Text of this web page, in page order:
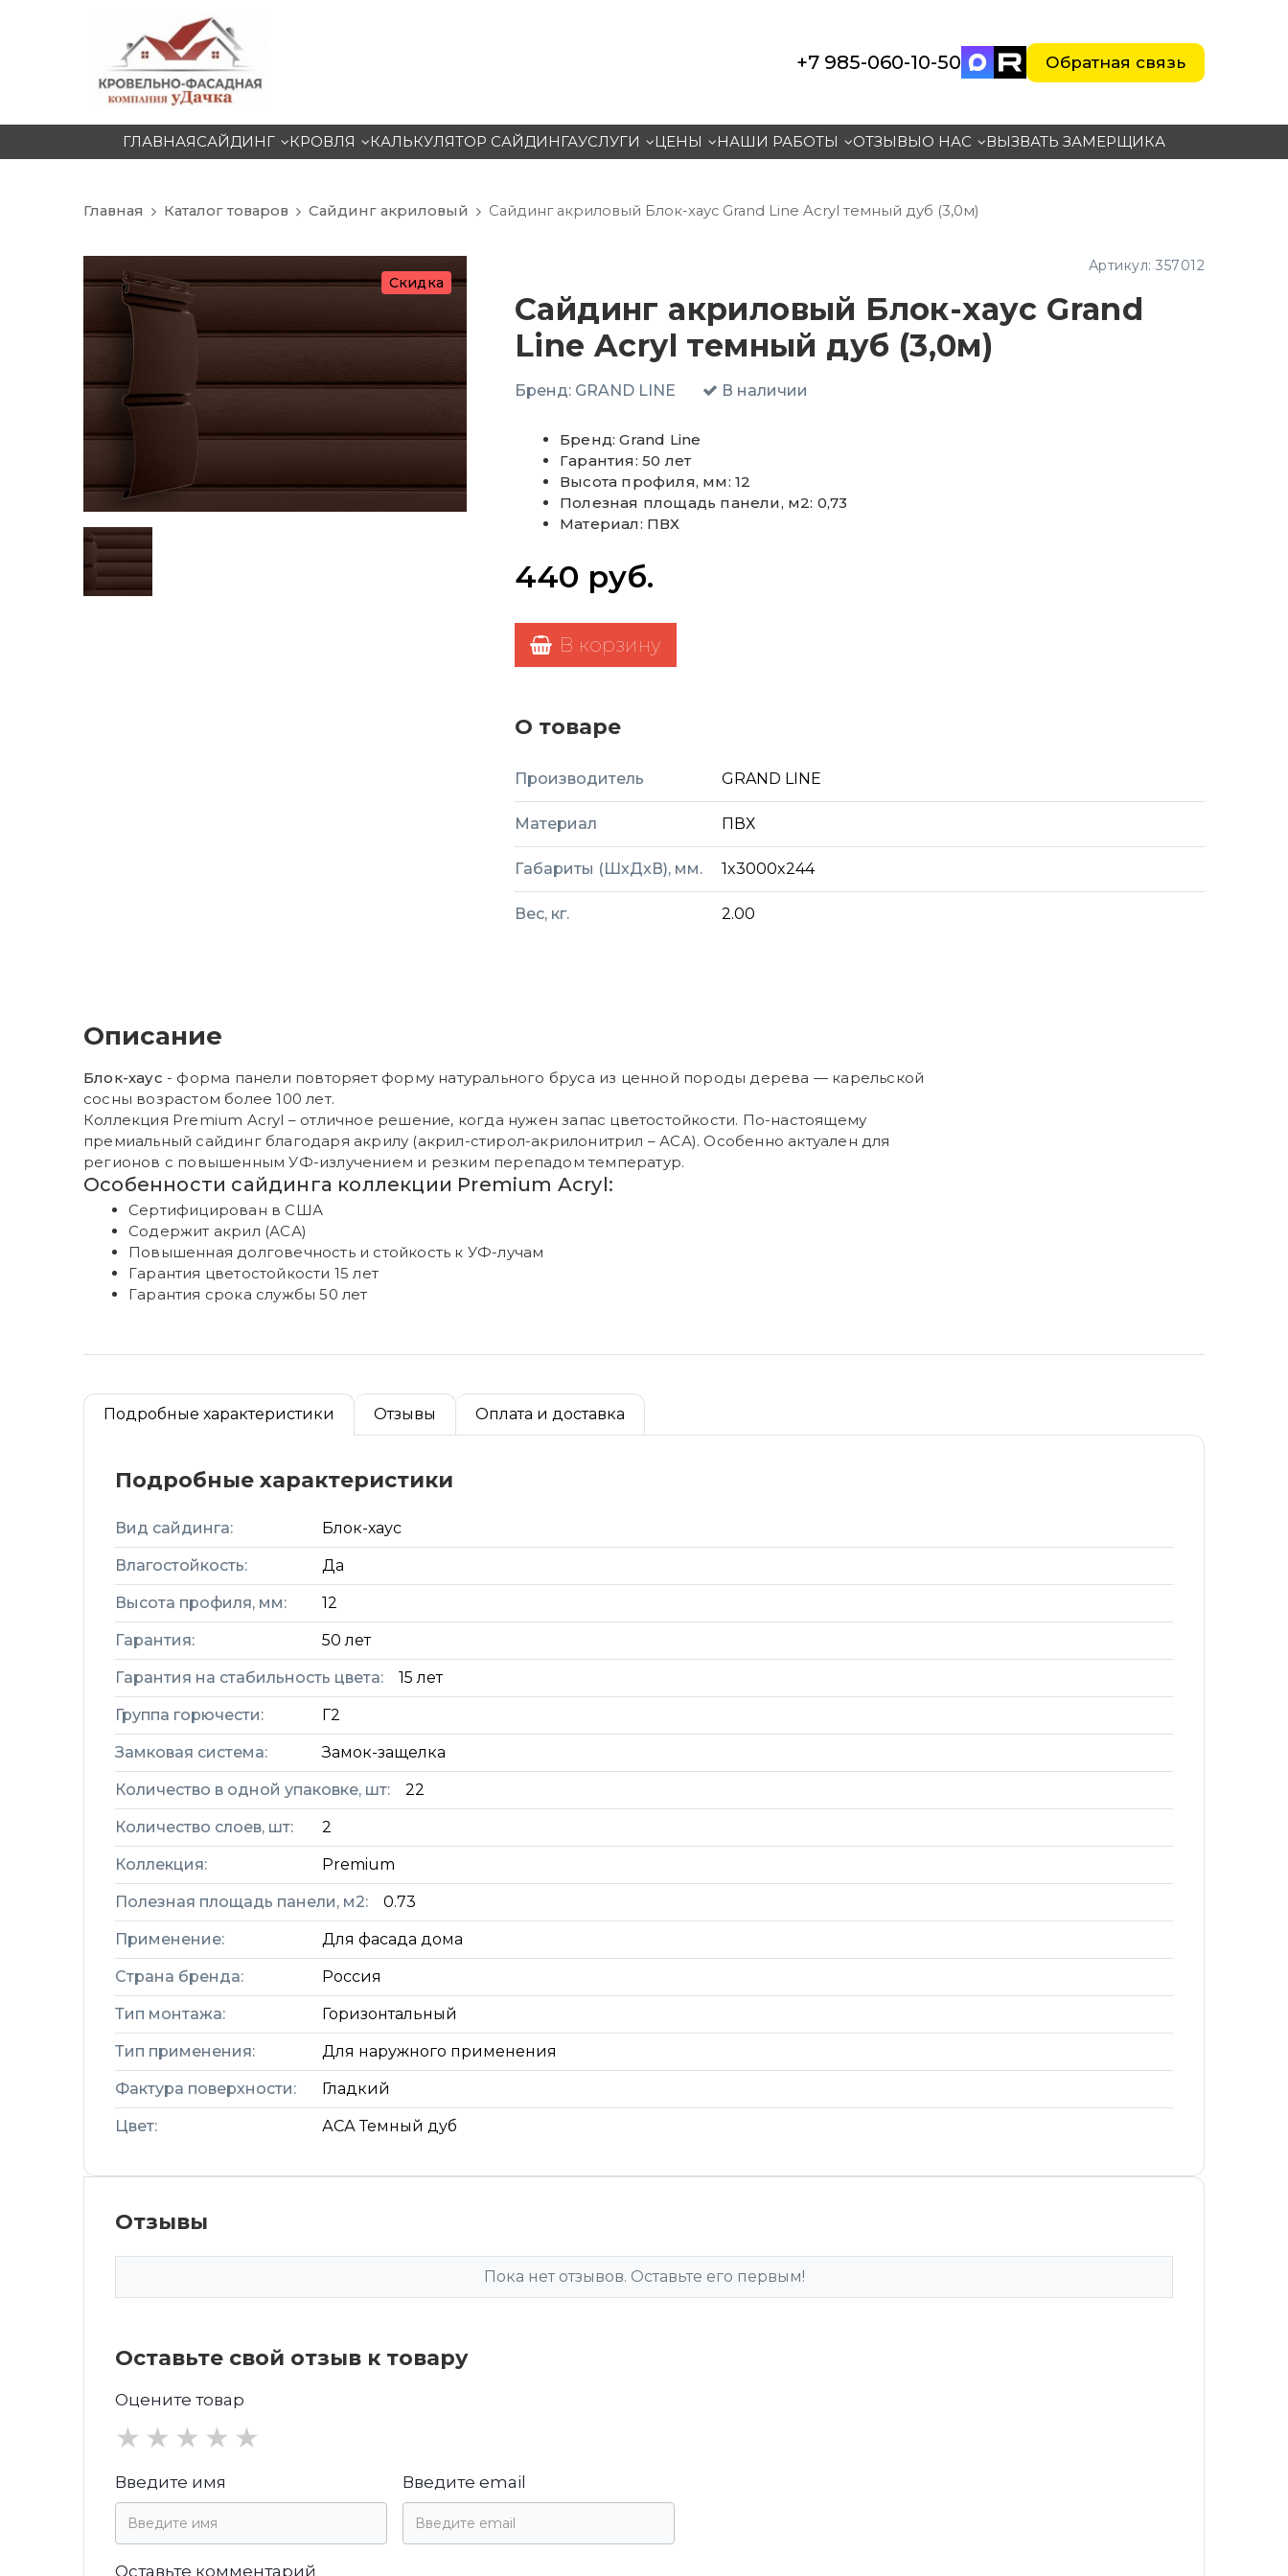
Обратная связь
+7 985-060-10-50
ГЛАВНАЯСАЙДИНГ КРОВЛЯ КАЛЬКУЛЯТОР САЙДИНГАУСЛУГИ ЦЕНЫ НАШИ РАБОТЫ ОТЗЫВЫО НАС ВЫЗВАТЬ ЗАМЕРЩИКА
Главная Каталог товаров Сайдинг акриловый Сайдинг акриловый Блок-хаус Grand Line Acryl темный дуб (3,0м)
Скидка
Артикул: 357012
Сайдинг акриловый Блок-хаус Grand
Line Acryl темный дуб (3,0м)
Бренд: GRAND LINE В наличии
Бренд: Grand Line
Гарантия: 50 лет
Высота профиля, мм: 12
Полезная площадь панели, м2: 0,73
Материал: ПВХ
440 руб.
В корзину
О товаре
Производитель GRAND LINE
Материал ПВХ
Габариты (ШxДxВ), мм. 1x3000x244
Вес, кг. 2.00
Описание
Блок-хаус - форма панели повторяет форму натурального бруса из ценной породы дерева — карельской
сосны возрастом более 100 лет.
Коллекция Premium Acryl – отличное решение, когда нужен запас цветостойкости. По-настоящему
премиальный сайдинг благодаря акрилу (акрил-стирол-акрилонитрил – АСА). Особенно актуален для
регионов с повышенным УФ-излучением и резким перепадом температур.
Особенности сайдинга коллекции Premium Acryl:
Сертифицирован в США
Содержит акрил (АСА)
Повышенная долговечность и стойкость к УФ-лучам
Гарантия цветостойкости 15 лет
Гарантия срока службы 50 лет
Подробные характеристики Отзывы Оплата и доставка
Подробные характеристики
Вид сайдинга: Блок-хаус
Влагостойкость: Да
Высота профиля, мм: 12
Гарантия: 50 лет
Гарантия на стабильность цвета: 15 лет
Группа горючести: Г2
Замковая система: Замок-защелка
Количество в одной упаковке, шт: 22
Количество слоев, шт: 2
Коллекция: Premium
Полезная площадь панели, м2: 0.73
Применение: Для фасада дома
Страна бренда: Россия
Тип монтажа: Горизонтальный
Тип применения: Для наружного применения
Фактура поверхности: Гладкий
Цвет: АСА Темный дуб
Отзывы
Пока нет отзывов. Оставьте его первым!
Оставьте свой отзыв к товару
Оцените товар
★
★
★
★
★
Введите имя Введите email
Оставьте комментарий